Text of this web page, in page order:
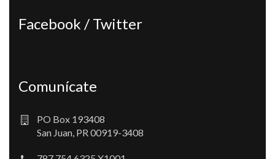
Facebook / Twitter
Comunícate
PO Box 193408
San Juan, PR 00919-3408